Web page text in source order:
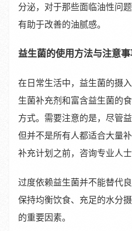
分泌，对于那些面临油性问
有助于改善的油腻感。
益生菌的使用方法与注意
在日常生活中，益生菌的摄
生菌补充剂和富含益生菌的
方式。需要注意的是，尽管
但并不是所有人都适合大量
补充计划之前，咨询专业人士
过度依赖益生菌并不能替代
保持均衡饮食、充足的水分
的重要因素。